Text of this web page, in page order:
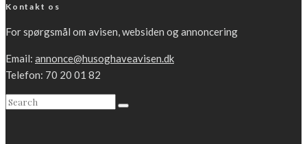
Kontakt os
For spørgsmål om avisen, websiden og annoncering
Email: annonce@husoghaveavisen.dk
Telefon: 70 20 01 82